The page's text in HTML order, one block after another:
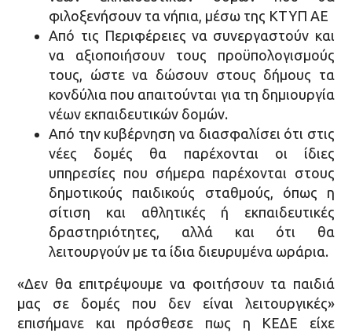
φιλοξενήσουν τα νήπια, μέσω της ΚΤΥΠ ΑΕ
Από τις Περιφέρειες να συνεργαστούν και
να αξιοποιήσουν τους προϋπολογισμούς
τους, ώστε να δώσουν στους δήμους τα
κονδύλια που απαιτούνται για τη δημιουργία
νέων εκπαιδευτικών δομών.
Από την κυβέρνηση να διασφαλίσει ότι στις
νέες δομές θα παρέχονται οι ίδιες
υπηρεσίες που σήμερα παρέχονται στους
δημοτικούς παιδικούς σταθμούς, όπως η
σίτιση και αθλητικές ή εκπαιδευτικές
δραστηριότητες, αλλά και ότι θα
λειτουργούν με τα ίδια διευρυμένα ωράρια.
«Δεν θα επιτρέψουμε να φοιτήσουν τα παιδιά
μας σε δομές που δεν είναι λειτουργικές»
επισήμανε και πρόσθεσε πως η ΚΕΔΕ είχε